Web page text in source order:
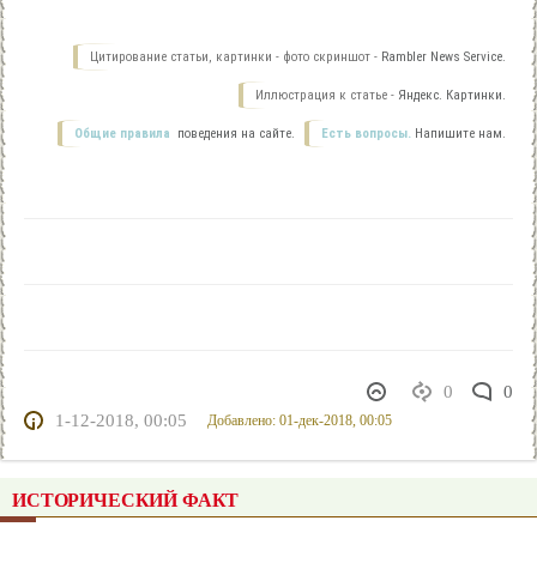
Цитирование статьи, картинки - фото скриншот - Rambler News Service.
Иллюстрация к статье - Яндекс. Картинки.
Есть вопросы. Напишите нам.
Общие правила поведения на сайте.
0
0
1-12-2018, 00:05
Добавлено: 01-дек-2018, 00:05
ИСТОРИЧЕСКИЙ ФАКТ